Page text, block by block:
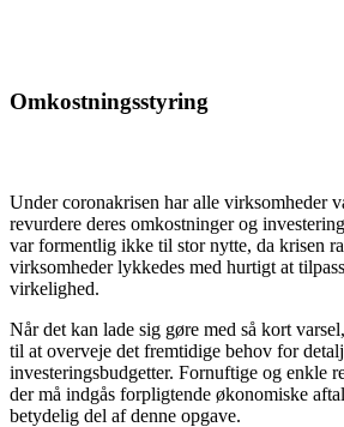
Omkostningsstyring
Under coronakrisen har alle virksomheder
revurdere deres omkostninger og
var formentlig ikke til stor nytte, da krisen
virksomheder lykkedes med hurtigt at
virkelighed.
Når det kan lade sig gøre med så kort
til at overveje det fremtidige behov for
investeringsbudgetter. Fornuftige og enkle
der må indgås forpligtende økonomiske
betydelig del af denne opgave.